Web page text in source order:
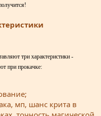
три характеристики -
при прокачке:
мп, шанс крита в